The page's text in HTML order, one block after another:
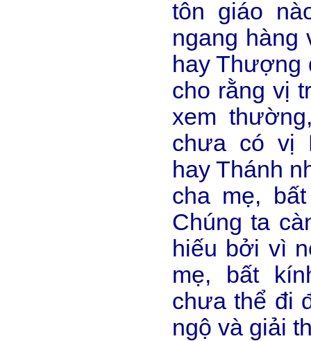
tôn giáo
ngang hàng
hay Thượng
cho rằng vị
xem
chưa có vị
hay Thánh
cha mẹ,
Chúng ta
hiếu bởi vì
mẹ, bất
chưa thể đi
ngộ và giải